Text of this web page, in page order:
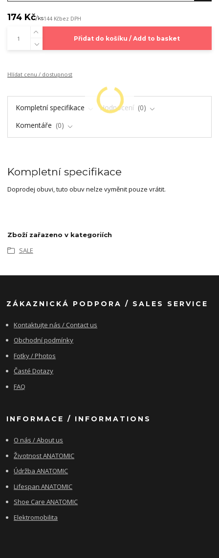
174 Kč/ks144 Kčbez DPH
Přidat do košíku / Add to basket
Hlídat cenu / dostupnost
Kompletní specifikace Hodnocení
0
Komentáře
0
Kompletní specifikace
Doprodej obuvi, tuto obuv nelze vyměnit pouze vrátit.
Zboží zařazeno v kategoriích
SALE
ZÁKAZNICKÁ PODPORA / SALES SERVICE
Kontaktujte nás / Contact us
Obchodní podmínky
Fotky / Photos
Časté Dotazy
FAQ
INFORMACE / INFORMATIONS
O nás / About us
Životnost ANATOMIC
Údržba ANATOMIC
Lifespan ANATOMIC
Shoe Care ANATOMIC
Elektromobilita